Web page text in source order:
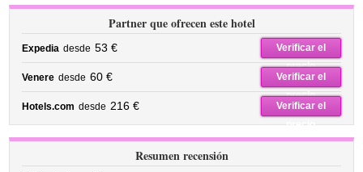
Partner que ofrecen este hotel
Expedia desde 53 €
Verificar el
precio
Venere desde 60 €
Verificar el
precio
Hotels.com desde 216 €
Verificar el
precio
Resumen recensión